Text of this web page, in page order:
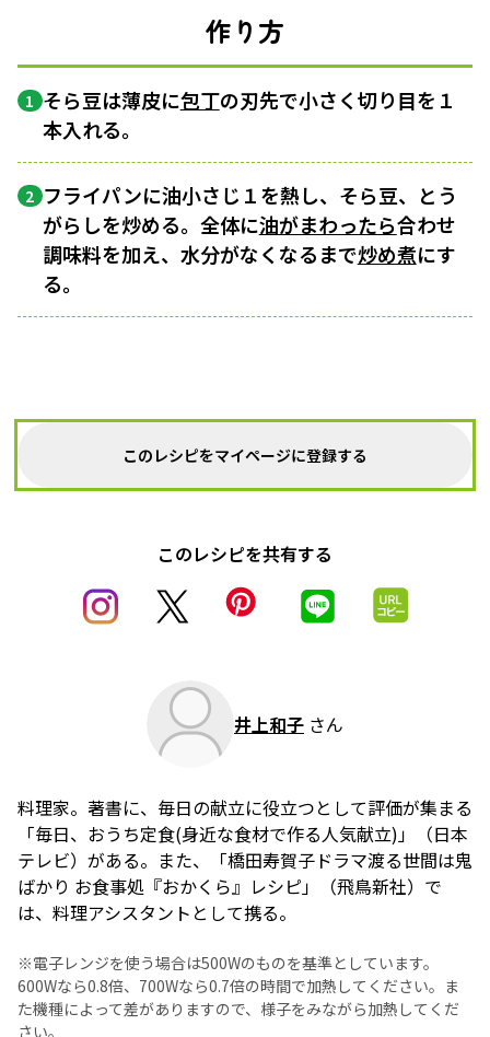
作り方
1 そら豆は薄皮に包丁の刃先で小さく切り目を１
本入れる。
2 フライパンに油小さじ１を熱し、そら豆、とう
がらしを炒める。全体に油がまわったら合わせ
調味料を加え、水分がなくなるまで炒め煮にす
る。
このレシピをマイページに登録する
このレシピを共有する
井上和子 さん
料理家。著書に、毎日の献立に役立つとして評価が集まる
「毎日、おうち定食(身近な食材で作る人気献立)」（日本
テレビ）がある。また、「橋田寿賀子ドラマ渡る世間は鬼
ばかり お食事処『おかくら』レシピ」（飛鳥新社）で
は、料理アシスタントとして携る。
※電子レンジを使う場合は500Wのものを基準としています。
600Wなら0.8倍、700Wなら0.7倍の時間で加熱してください。ま
た機種によって差がありますので、様子をみながら加熱してくだ
さい。